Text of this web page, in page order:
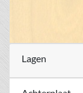
Lagen